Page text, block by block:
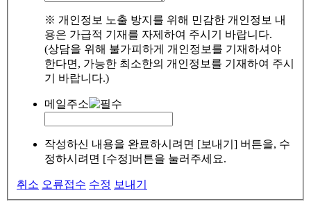
※ 개인정보 노출 방지를 위해 민감한 개인정보 내
용은 가급적 기재를 자제하여 주시기 바랍니다.
(상담을 위해 불가피하게 개인정보를 기재하셔야
한다면, 가능한 최소한의 개인정보를 기재하여 주시
기 바랍니다.)
메일주소
작성하신 내용을 완료하시려면 [보내기] 버튼을, 수
정하시려면 [수정]버튼을 눌러주세요.
취소 오류접수 수정 보내기